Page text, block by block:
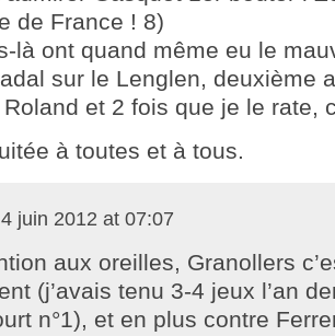
de France ! 8)
là ont quand même eu le
sur le Lenglen, deuxième
et 2 fois que je le rate,
à toutes et à tous.
4 juin 2012 at 07:07
aux oreilles, Granollers
(j’avais tenu 3-4 jeux l’an
n°1), et en plus contre